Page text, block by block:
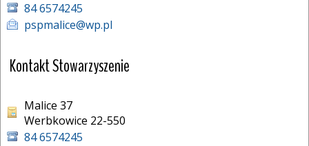
84 6574245
pspmalice@wp.pl
Kontakt Stowarzyszenie
Malice 37
Werbkowice 22-550
84 6574245